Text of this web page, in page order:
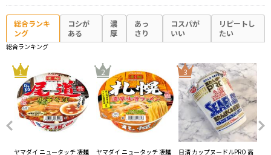
総合ランキ
ング
コシが
ある
濃
厚
あっ
さり
コスパが
いい
リピートし
たい
総合ランキング
1
ヤマダイ ニュータッチ 凄麺
2
ヤマダイ ニュータッチ 凄麺
3
日清 カップヌードルPRO 高